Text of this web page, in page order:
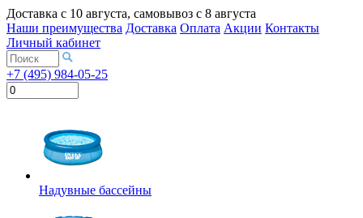
Доставка с 10 августа, самовывоз с 8 августа
Наши преимущества Доставка Оплата Акции Контакты
Личный кабинет
+7 (495) 984-05-25
Надувные бассейны